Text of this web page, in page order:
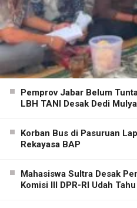
Pemprov Jabar Belum
LBH TANI Desak Dedi
Korban Bus di Pasuruan
Rekayasa BAP
Mahasiswa Sultra Desak
Komisi III DPR-RI Udah Tahu